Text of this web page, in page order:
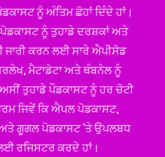
ਨੂੰ ਅੰਤਿਮ ਛੋਹਾਂ ਦਿੰਦੇ ਹਾਂ।
ਨੂੰ ਤੁਹਾਡੇ ਦਰਸ਼ਕਾਂ ਅਤੇ
ਕਰਨ ਲਈ ਸਾਰੇ ਐਪੀਸੋਡ
ਮੈਟਾਡੇਟਾ ਅਤੇ ਥੰਬਨੇਲ ਨੂੰ
ਤੁਹਾਡੇ ਪੌਡਕਾਸਟ ਨੂੰ ਹਰ ਚੋਟੀ
ਜਿਵੇਂ ਕਿ ਐਪਲ ਪੋਡਕਾਸਟ,
ਗੂਗਲ ਪੋਡਕਾਸਟ 'ਤੇ ਉਪਲਬਧ
ਰਜਿਸਟਰ ਕਰਦੇ ਹਾਂ।